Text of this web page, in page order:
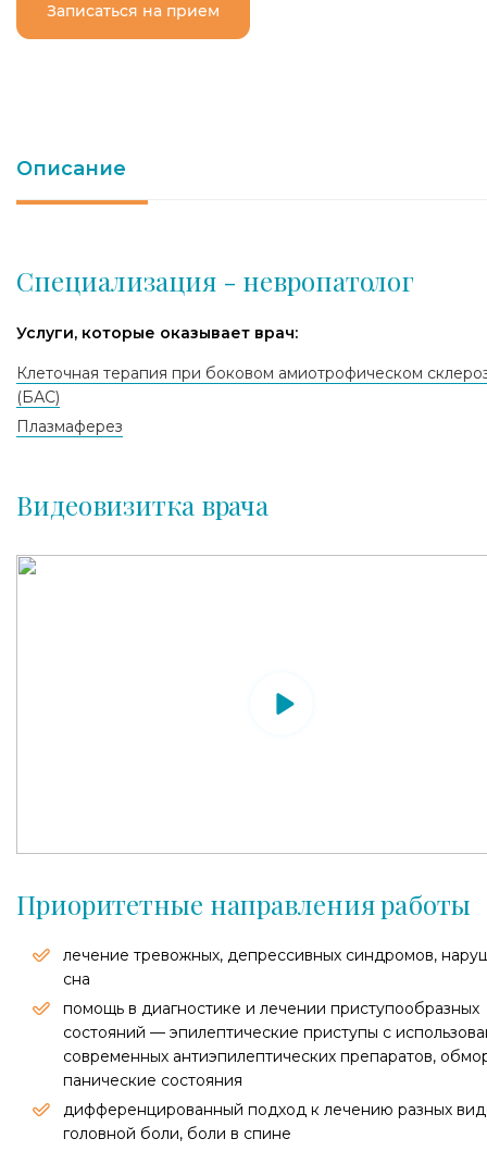
Записаться на прием
Описание
Специализация - невропатолог
Услуги, которые оказывает врач:
Клеточная терапия при боковом амиотрофическом
(БАС)
Плазмаферез
Видеовизитка врача
Приоритетные направления работы
лечение тревожных, депрессивных синдромов,
сна
помощь в диагностике и лечении приступообразных
состояний — эпилептические приступы с
современных антиэпилептических препаратов,
панические состояния
дифференцированный подход к лечению разных
головной боли, боли в спине